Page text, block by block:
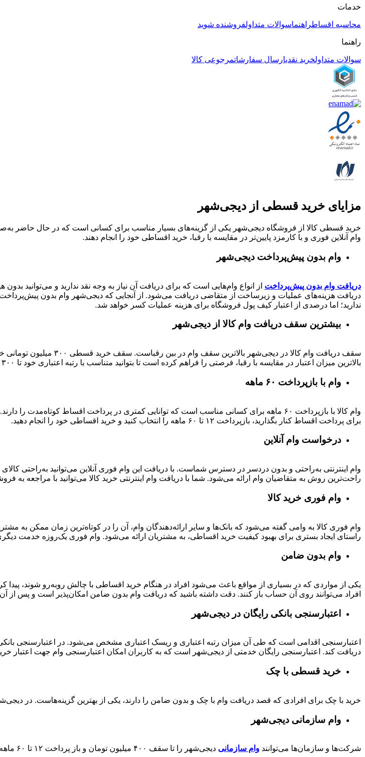
خدمات
محاسبه اقساطراهنماسوالات متداولفروشنده شوید
راهنما
سوالات متداولخرید نقدیارسال سفارشاتمرجوعی کالا
مزایای خرید قسطی از دیجی‌شهر
خرید قسطی کالا از فروشگاه دیجی‌شهر یکی از گزینه‌های بسیار مناسب برای کسانی است که در حال حاضر
وام آنلاین فوری و با کارمزد پایین‌تر در مقایسه با رقبا، خرید اقساطی خود را انجام دهند.
وام بدون پیش‌پرداخت‌ دیجی‌شهر
دریافت وام بدون پیش‌پرداخت از انواع وام‌هایی است که برای دریافت آن نیاز به وجه نقد ندارید و می‌توانید
دریافت هزینه‌های عملیات و زیرساخت از متقاضی دریافت می‌شود. از آنجایی که دیجی‌شهر وام بدون
ندارید؛ اما درصدی از اعتبار کیف پول فروشگاه برای هزینه عملیات کسر خواهد شد.
بیشترین سقف دریافت وام کالا از دیجی‌شهر
سقف دریافت وام کالا در
بالاترین میزان اعتبار در مقایسه با رقبا، فرصتی را فراهم کرده است تا بتوانید متناسب با رتبه اعتباری خود تا ۳۰۰ میلیون وام دریافت کنید و خرید اعتباری خود را انجام دهید.
وام با بازپرداخت ۶۰ ماهه
وام کالا با بازپرداخت ۶۰ ماهه برای کسانی مناسب است که توانایی کمتری در پرداخت اقساط
برای پرداخت اقساط کنار بگذارید، بازپرداخت ۱۲ تا ۶۰ ماهه را انتخاب کنید و خرید اقساطی خود را انجام دهید.
درخواست وام آنلاین
وام اینترنتی به‌راحتی و بدون دردسر در دسترس شماست. با دریافت این وام فوری آنلاین می‌توانید به‌راحتی
راحت‌ترین روش به متقاضیان وام ارائه می‌شود. شما با دریافت وام اینترنتی خرید کالا می‌توانید با مراجعه به
وام فوری خرید کالا
وام فوری کالا به وامی گفته می‌شود که بانک‌ها و سایر ارائه‌دهندگان وام، آن را در کوتاه‌ترین زمان ممکن
راستای ایجاد بستری برای بهبود کیفیت خرید اقساطی، به مشتریان ارائه می‌شود. وام فوری یک‌روزه خدمت
وام بدون ضامن
یکی از مواردی که در بسیاری از مواقع باعث می‌شود افراد در هنگام خرید اقساطی با چالش روبه‌رو شوند،
افراد می‌توانند روی آن حساب باز کنند. دقت داشته باشید که دریافت وام بدون ضامن امکان‌پذیر است و پس از آن
اعتبارسنجی بانکی رایگان در دیجی‌شهر
اعتبارسنجی اقدامی است که طی آن میزان رتبه اعتباری و ریسک اعتباری مشخص می‌شود. در اعتبارسنجی
دریافت کند. اعتبارسنجی رایگان خدمتی از دیجی‌شهر است که به کاربران امکان اعتبارسنجی وام جهت اعتبار
خرید قسطی با چک
خرید با چک برای افرادی که قصد دریافت وام با چک و بدون ضامن را دارند، یکی از بهترین گزینه‌هاست. در
وام سازمانی دیجی‌شهر
شرکت‌ها و سازمان‌ها می‌توانند وام سازمانی دیجی‌شهر را تا سقف ۴۰۰ میلیون تومان و باز پرداخت ۱۲ تا ۶۰